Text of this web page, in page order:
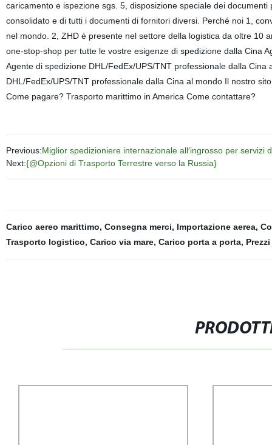
caricamento e ispezione sgs. 5, disposizione speciale dei
consolidato e di tutti i documenti di fornitori diversi. Perché noi 1,
nel mondo. 2, ZHD è presente nel settore della logistica da oltre 10
one-stop-shop per tutte le vostre esigenze di spedizione dalla Cina
Agente di spedizione DHL/FedEx/UPS/TNT professionale dalla
DHL/FedEx/UPS/TNT professionale dalla Cina al mondo Il nostro
Come pagare? Trasporto marittimo in America Come contattare?
Previous:Miglior spedizioniere internazionale all′ingrosso per servizi
Next:{@Opzioni di Trasporto Terrestre verso la Russia}
Carico aereo marittimo, Consegna merci, Importazione aerea,
Trasporto logistico, Carico via mare, Carico porta a porta,